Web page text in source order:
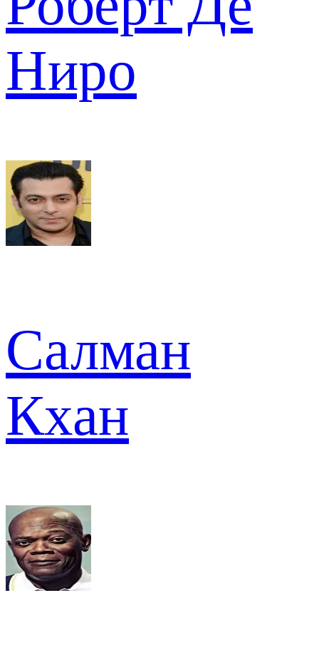
Ниро
Салман
Кхан